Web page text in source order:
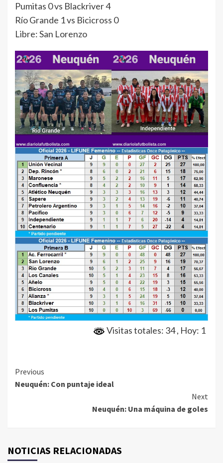
Pumitas 0 vs Blackriver 4
Río Grande 1 vs Bicicross 0
Libre: San Lorenzo
Visitas totales: 34, Hoy: 1
Continue
Reading
Previous
Neuquén: Con puntaje ideal
Next
Neuquén: Una máquina de goles
NOTICIAS RELACIONADAS